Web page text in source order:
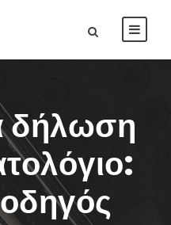
δήλωση